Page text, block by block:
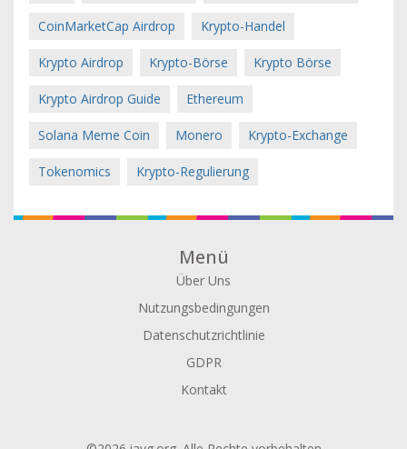
CoinMarketCap Airdrop Krypto-Handel
Krypto Airdrop Krypto-Börse Krypto Börse
Krypto Airdrop Guide Ethereum
Solana Meme Coin Monero Krypto-Exchange
Tokenomics Krypto-Regulierung
Menü
Über Uns
Nutzungsbedingungen
Datenschutzrichtlinie
GDPR
Kontakt